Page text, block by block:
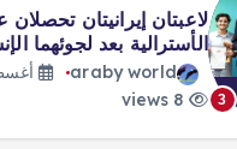
4
طرابزون يكتب صفحة
استقبال أسطوري وشغف
araby world